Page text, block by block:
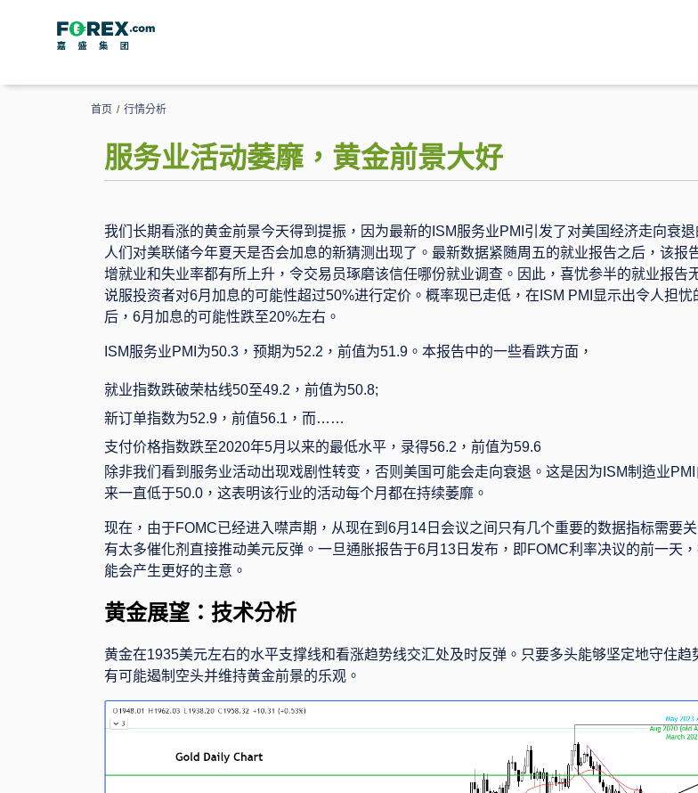
首页 / 行情分析
服务业活动萎靡，黄金前景大好
我们长期看涨的黄金前景今天得到提振，因为最新的 ISM服务业PMI 引发了对美国经济走向衰退
人们对美联储今年夏天是否会加息的新猜测出现了。最新数据紧随周五的就业报告之后，该报
增就业和失业率都有所上升，令交易员琢磨该信任哪份就业调查。因此，喜忧参半的就业报告
说服投资者对6月加息的可能性超过50%进行定价。概率现已走低，在 ISM PMI 显示出令人担忧
后， 6月加息的可能性跌至20%左右。
ISM服务业PMI 为50.3 ，预期为52.2 ，前值为51.9 。本报告中的一些看跌方面，
就业指数跌破荣枯线50至49.2 ，前值为50.8;
新订单指数为52.9 ，前值56.1 ，而……
支付价格指数跌至2020年5月以来的最低水平，录得56.2 ，前值为59.6
除非我们看到服务业活动出现戏剧性转变，否则美国可能会走向衰退。这是因为 ISM制造业PMI
来一直低于50.0 ，这表明该行业的活动每个月都在持续萎靡。
现在，由于FOMC已经进入噤声期，从现在到 6月 14 日会议之间只有几个重要的数据指标需要
有太多催化剂直接推动美元反弹。一旦通胀报告于6月 13 日发布，即FOMC利率决议的前一天
能会产生更好的主意。
黄金展望：技术分析
黄金在1935美元左右的水平支撑线和看涨趋势线交汇处及时反弹。只要多头能够坚定地守住趋
有可能遏制空头并维持黄金前景的乐观。